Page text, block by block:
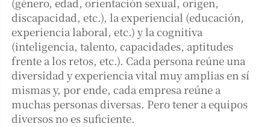
discapacidad, etc.), la experiencial (educación,
experiencia laboral, etc.) y la cognitiva
(inteligencia, talento, capacidades, aptitudes
frente a los retos, etc.). Cada persona reúne una
diversidad y experiencia vital muy amplias en sí
mismas y, por ende, cada empresa reúne a
muchas personas diversas. Pero tener a equipos
diversos no es suficiente.